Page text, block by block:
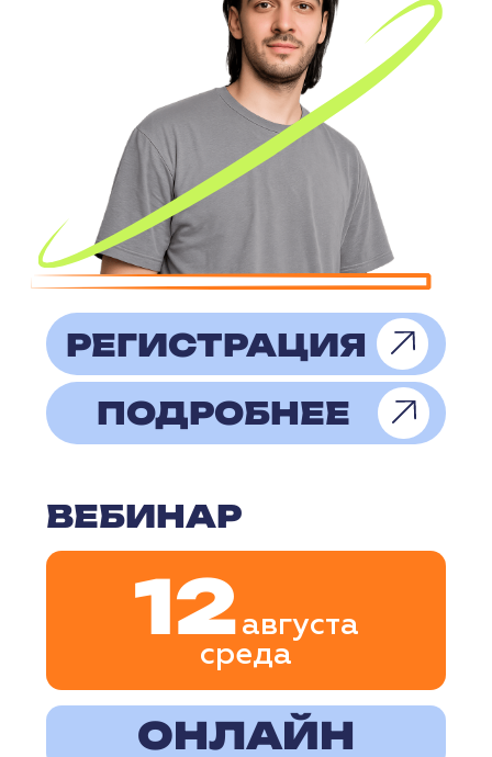
Наша задача —
не создавать искусственный
ажиотаж, а помогать полезным
событиям находить свою
аудиторию в деловой среде
города.
Размещение мероприятия
понятную структуру,
и удобную точку входа
для регистрации.
это пространство,
где предприниматели ищут
КАК СТАТЬ СПИКЕРОМ